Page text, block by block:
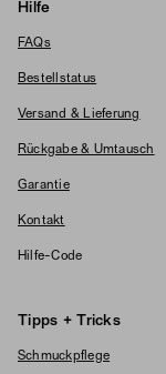
Hilfe
FAQs
Bestellstatus
Versand & Lieferung
Rückgabe & Umtausch
Garantie
Kontakt
Hilfe-Code
Tipps + Tricks
Schmuckpflege